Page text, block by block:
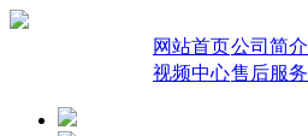
网站首页公司简介
视频中心售后服务